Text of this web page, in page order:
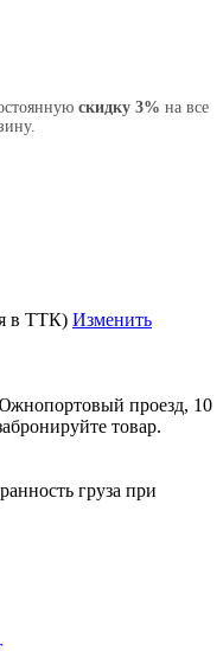
скидку 3% на все
в ТТК) Изменить
проезд, 10
товар.
груза при